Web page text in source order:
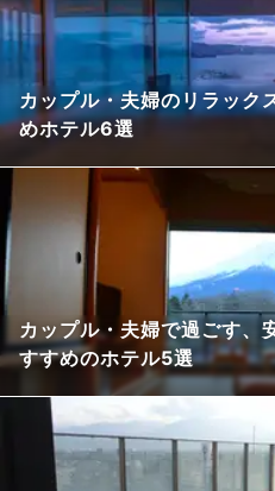
カップル・夫婦のリラッ
めホテル6選
カップル・夫婦で過ごす、
すすめのホテル5選